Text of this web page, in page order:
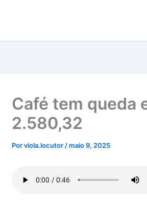
Café tem queda
2.580,32
Porviola.locutor /maio 9, 2025